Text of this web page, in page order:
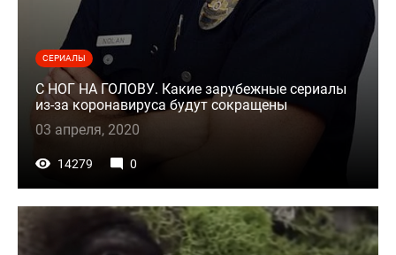
СЕРИАЛЫ
С НОГ НА ГОЛОВУ. Какие зарубежные сериалы
из-за коронавируса будут сокращены
03 апреля, 2020
14279 0